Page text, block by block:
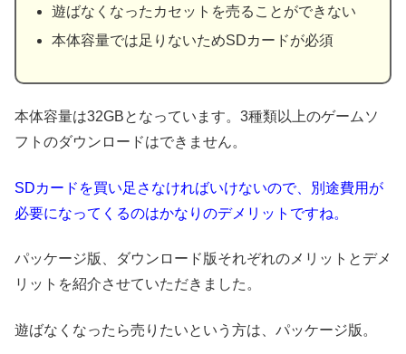
遊ばなくなったカセットを売ることができない
本体容量では足りないためSDカードが必須
本体容量は32GBとなっています。3種類以上のゲームソ
フトのダウンロードはできません。
SDカードを買い足さなければいけないので、別途費用が
必要になってくるのはかなりのデメリットですね。
パッケージ版、ダウンロード版それぞれのメリットとデメ
リットを紹介させていただきました。
遊ばなくなったら売りたいという方は、パッケージ版。